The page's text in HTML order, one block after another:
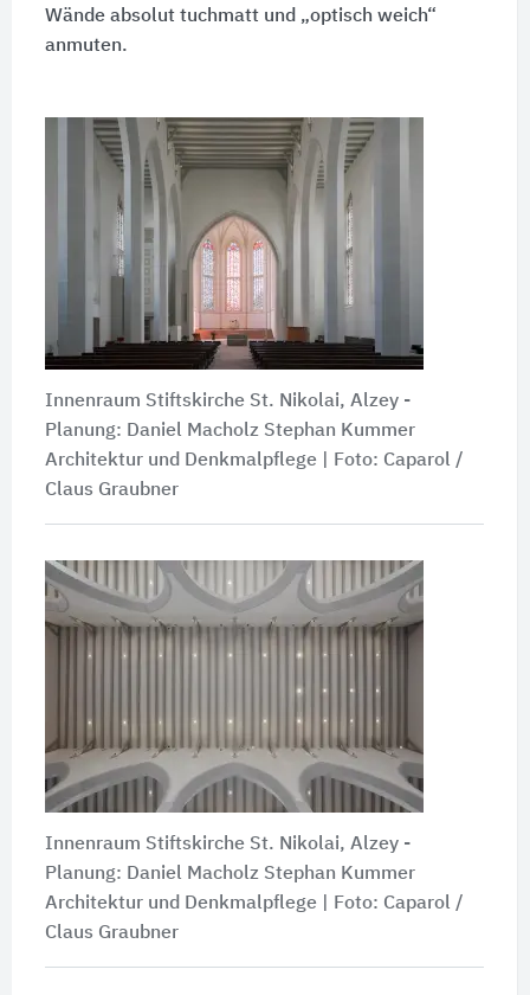
Wände absolut tuchmatt und „optisch weich“
anmuten.
Innenraum Stiftskirche St. Nikolai, Alzey -
Planung: Daniel Macholz Stephan Kummer
Architektur und Denkmalpflege | Foto: Caparol /
Claus Graubner
Innenraum Stiftskirche St. Nikolai, Alzey -
Planung: Daniel Macholz Stephan Kummer
Architektur und Denkmalpflege | Foto: Caparol /
Claus Graubner